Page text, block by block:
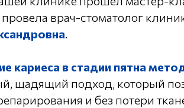
провела врач-стоматолог
.
кариеса в стадии пятна
щадящий подход, который
и без потери